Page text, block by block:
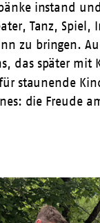
instand
Tanz,
zu bringen.
das später
staunende
die Freude